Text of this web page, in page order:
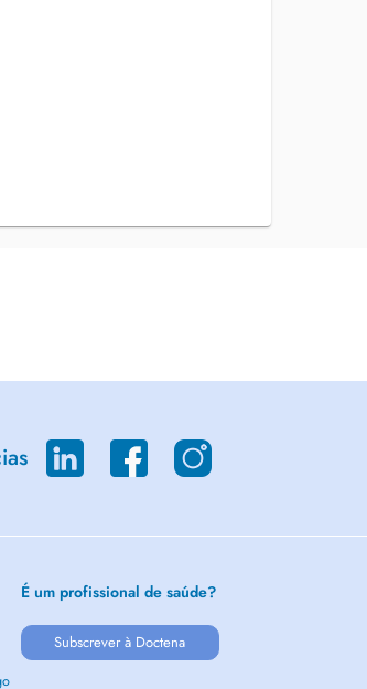
É um profissional de saúde?
Subscrever à Doctena